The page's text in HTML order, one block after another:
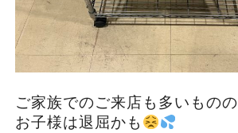
ご家族でのご来店も多いものの
お子様は退屈かも